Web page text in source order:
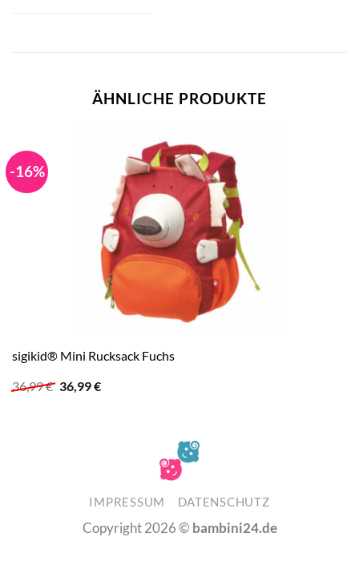
ÄHNLICHE PRODUKTE
-16%
sigikid® Mini Rucksack Fuchs
36,99€ Ursprünglicher
Preis
36,99€Aktueller
IMPRESSUM DATENSCHUTZ
Copyright 2026 © bambini24.de